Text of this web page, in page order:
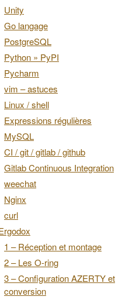
Unity
Go langage
PostgreSQL
Python » PyPI
Pycharm
vim – astuces
Linux / shell
Expressions régulières
MySQL
CI / git / gitlab / github
Gitlab Continuous Integration
weechat
Nginx
curl
1 – Réception et montage
2 – Les O-ring
3 – Configuration AZERTY et
conversion